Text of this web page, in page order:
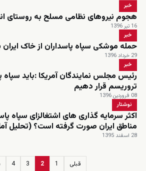
خبر
هجوم نیروهای نظامی مسلح به روستای
16 تیر 1396
خبر
حمله موشکی سپاه پاسداران از خاک
29 خرداد 1396
خبر
رئیس مجلس نمایندگان آمریکا :باید سپاه
تروریسم قرار دهیم
08 فروردین 1396
نوشتار
اکثر سرمایه گذاری های اشتغالزای سپاه
مناطق ایران صورت گرفته است؟ (تحلیل
28 اسفند 1395
قبلی 1
2
3
4